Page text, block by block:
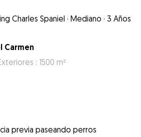
Charles Spaniel · Mediano · 3 Años
Carmen
: 1500 m²
previa paseando perros